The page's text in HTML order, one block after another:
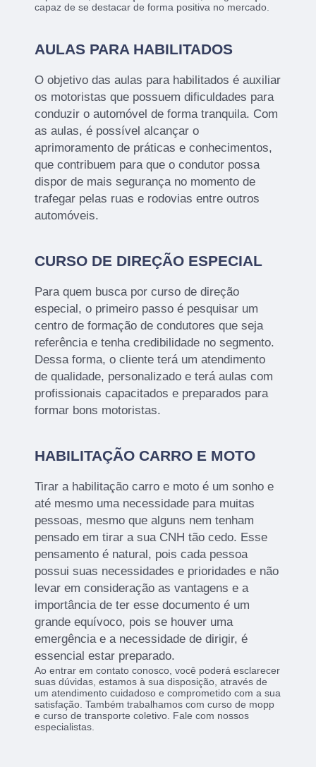
capaz de se destacar de forma positiva no mercado.
AULAS PARA HABILITADOS
O objetivo das aulas para habilitados é auxiliar
os motoristas que possuem dificuldades para
conduzir o automóvel de forma tranquila. Com
as aulas, é possível alcançar o
aprimoramento de práticas e conhecimentos,
que contribuem para que o condutor possa
dispor de mais segurança no momento de
trafegar pelas ruas e rodovias entre outros
automóveis.
CURSO DE DIREÇÃO ESPECIAL
Para quem busca por curso de direção
especial, o primeiro passo é pesquisar um
centro de formação de condutores que seja
referência e tenha credibilidade no segmento.
Dessa forma, o cliente terá um atendimento
de qualidade, personalizado e terá aulas com
profissionais capacitados e preparados para
formar bons motoristas.
HABILITAÇÃO CARRO E MOTO
Tirar a habilitação carro e moto é um sonho e
até mesmo uma necessidade para muitas
pessoas, mesmo que alguns nem tenham
pensado em tirar a sua CNH tão cedo. Esse
pensamento é natural, pois cada pessoa
possui suas necessidades e prioridades e não
levar em consideração as vantagens e a
importância de ter esse documento é um
grande equívoco, pois se houver uma
emergência e a necessidade de dirigir, é
essencial estar preparado.
Ao entrar em contato conosco, você poderá esclarecer
suas dúvidas, estamos à sua disposição, através de
um atendimento cuidadoso e comprometido com a sua
satisfação. Também trabalhamos com curso de mopp
e curso de transporte coletivo. Fale com nossos
especialistas.